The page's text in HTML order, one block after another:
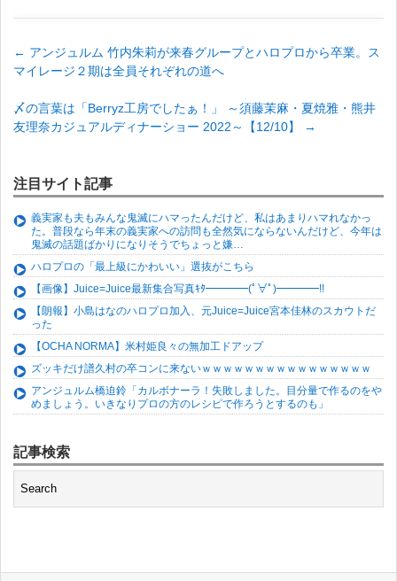
← アンジュルム 竹内朱莉が来春グループとハロプロから卒業。ス
マイレージ２期は全員それぞれの道へ
〆の言葉は「Berryz工房でしたぁ！」 ～須藤茉麻・夏焼雅・熊井
友理奈カジュアルディナーショー 2022～【12/10】
→
注目サイト記事
義実家も夫もみんな鬼滅にハマったんだけど、私はあまりハマれなかっ
た。普段なら年末の義実家への訪問も全然気にならないんだけど、今年は
鬼滅の話題ばかりになりそうでちょっと嫌…
ハロプロの「最上級にかわいい」選抜がこちら
【画像】Juice=Juice最新集合写真ｷﾀ━━━━(ﾟ∀ﾟ)━━━━!!
【朗報】小島はなのハロプロ加入、元Juice=Juice宮本佳林のスカウトだ
った
【OCHA NORMA】米村姫良々の無加工ドアップ
ズッキだけ譜久村の卒コンに来ないｗｗｗｗｗｗｗｗｗｗｗｗｗｗｗｗ
アンジュルム橋迫鈴「カルボナーラ！失敗しました。目分量で作るのをや
めましょう。いきなりプロの方のレシピで作ろうとするのも」
記事検索